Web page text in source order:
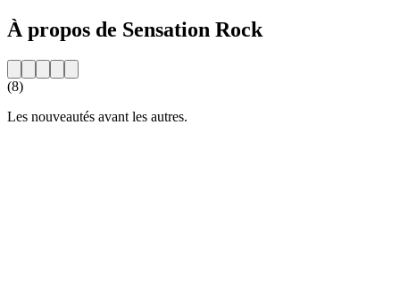
À propos de Sensation Rock
(8)
Les nouveautés avant les autres.